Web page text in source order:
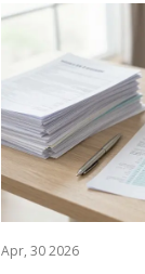
Apr, 30 2026